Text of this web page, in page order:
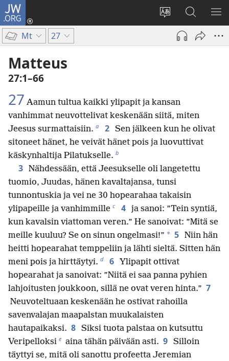
JW.ORG
Vaihda
sivuston
kieli
Kirjaudu
(avaa
ikkunan)
Hae
JW.ORG-
sivustolta
Mt 27
Matteus
27:1–66
27 Aamun tultua kaikki ylipapit ja kansan
vanhimmat neuvottelivat keskenään siitä, miten
Jeesus surmattaisiin. a 2 Sen jälkeen kun he olivat
sitoneet hänet, he veivät hänet pois ja luovuttivat
käskynhaltija Pilatukselle. b
3 Nähdessään, että Jeesukselle oli langetettu
tuomio, Juudas, hänen kavaltajansa, tunsi
tunnontuskia ja vei ne 30 hopearahaa takaisin
ylipapeille ja vanhimmille c 4 ja sanoi: ”Tein syntiä,
kun kavalsin viattoman veren.” He sanoivat: ”Mitä se
meille kuuluu? Se on sinun ongelmasi!” * 5 Niin hän
heitti hopearahat temppeliin ja lähti sieltä. Sitten hän
meni pois ja hirttäytyi. d 6 Ylipapit ottivat
hopearahat ja sanoivat: ”Niitä ei saa panna pyhien
lahjoitusten joukkoon, sillä ne ovat veren hinta.” 7
Neuvoteltuaan keskenään he ostivat rahoilla
savenvalajan maapalstan muukalaisten
hautapaikaksi. 8 Siksi tuota palstaa on kutsuttu
Veripelloksi e aina tähän päivään asti. 9 Silloin
täyttyi se, mitä oli sanottu profeetta Jeremian